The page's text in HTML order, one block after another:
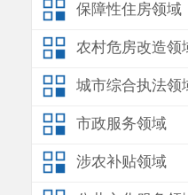
保障性住房领域
农村危房改造领
城市综合执法领
市政服务领域
涉农补贴领域